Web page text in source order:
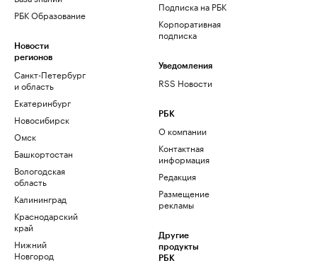
РБК Образование
Новости
регионов
Санкт-Петербург
и область
Екатеринбург
Новосибирск
Омск
Башкортостан
Вологодская
область
Калининград
Краснодарский
край
Нижний
Новгород
Подписка на РБК
Корпоративная
подписка
Уведомления
RSS Новости
РБК
О компании
Контактная
информация
Редакция
Размещение
рекламы
Другие
продукты
РБК